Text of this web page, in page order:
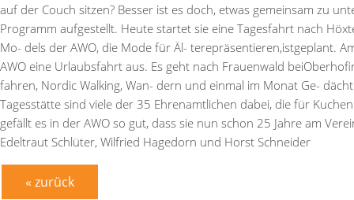
auf der Couch sitzen? Besser ist es doch, etwas gemeinsam zu
Programm aufgestellt. Heute startet sie eine Tagesfahrt nach
Mo- dels der AWO, die Mode für Äl- terepräsentieren,istgeplant.
AWO eine Urlaubsfahrt aus. Es geht nach Frauenwald
fahren, Nordic Walking, Wan- dern und einmal im Monat Ge-
Tagesstätte sind viele der 35 Ehrenamtlichen dabei, die für
gefällt es in der AWO so gut, dass sie nun schon 25 Jahre am
Edeltraut Schlüter, Wilfried Hagedorn und Horst Schneider
« zurück